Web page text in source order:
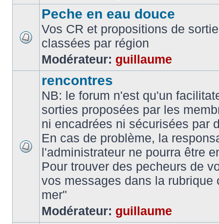
Peche en eau douce
Vos CR et propositions de
classées par région
Modérateur: guillaume
rencontres
NB: le forum n'est qu'un
sorties proposées par les
ni encadrées ni sécurisées par
En cas de problème, la
l'administrateur ne pourra être
Pour trouver des pecheurs de
vos messages dans la rubrique
mer"
Modérateur: guillaume